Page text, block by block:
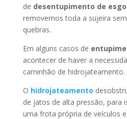
de desentupimento de
removemos toda a sujeira
quebras.
Em alguns casos de
acontecer de haver a
caminhão de hidrojateamento.
O hidrojateamento
de jatos de alta pressão, para
uma frota própria de veículos